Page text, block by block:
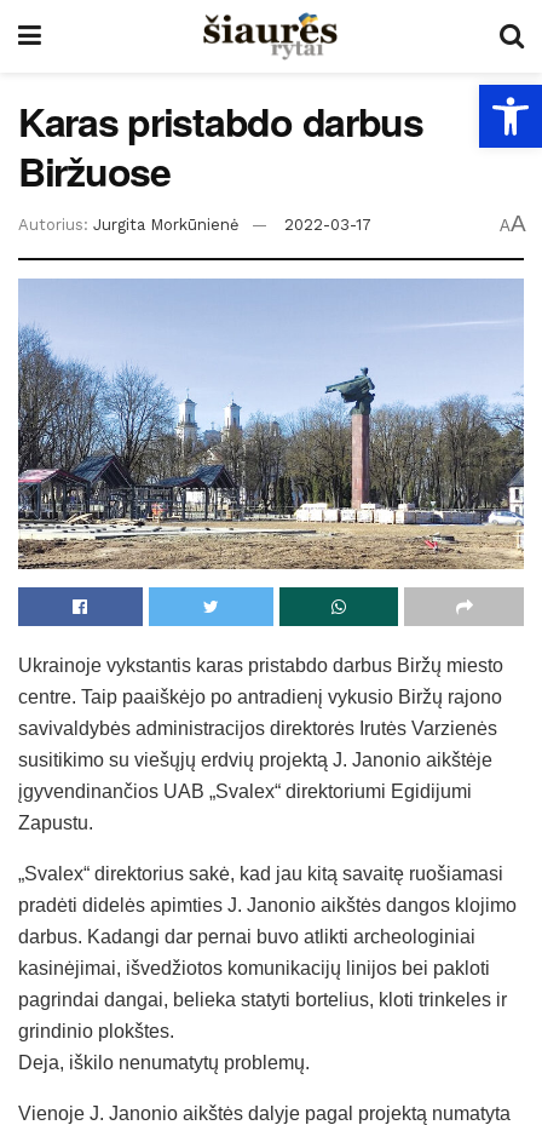
Karas pristabdo darbus
Biržuose
Autorius: Jurgita Morkūnienė 2022-03-17 AA
Ukrainoje vykstantis karas pristabdo darbus Biržų miesto
centre. Taip paaiškėjo po antradienį vykusio Biržų rajono
savivaldybės administracijos direktorės Irutės Varzienės
susitikimo su viešųjų erdvių projektą J. Janonio aikštėje
įgyvendinančios UAB „Svalex“ direktoriumi Egidijumi
Zapustu.
„Svalex“ direktorius sakė, kad jau kitą savaitę ruošiamasi
pradėti didelės apimties J. Janonio aikštės dangos klojimo
darbus. Kadangi dar pernai buvo atlikti archeologiniai
kasinėjimai, išvedžiotos komunikacijų linijos bei pakloti
pagrindai dangai, belieka statyti bortelius, kloti trinkeles ir
grindinio plokštes.
Deja, iškilo nenumatytų problemų.
Vienoje J. Janonio aikštės dalyje pagal projektą numatyta